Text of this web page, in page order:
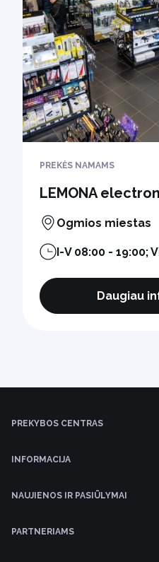
PREKĖS NAMAMS
LEMONA
Ogmios miestas
I-V 08:00 - 19:00;
Daugiau
PREKYBOS CENTRAS
INFORMACIJA
NAUJIENOS IR PASIŪLYMAI
PARTNERIAMS